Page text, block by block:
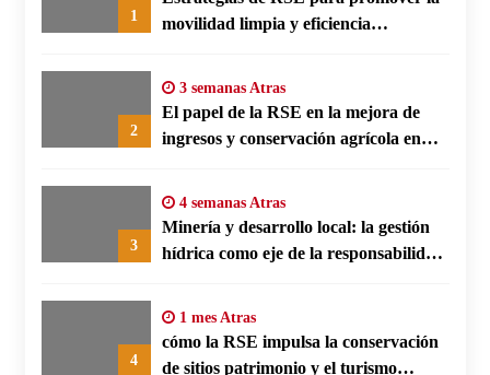
1
movilidad limpia y eficiencia
2
3 semanas Atras
El papel de la RSE en la mejora de
ingresos y conservación agrícola en
3
4 semanas Atras
Minería y desarrollo local: la gestión
hídrica como eje de la responsabilidad
4
1 mes Atras
cómo la RSE impulsa la conservación
de sitios patrimonio y el turismo